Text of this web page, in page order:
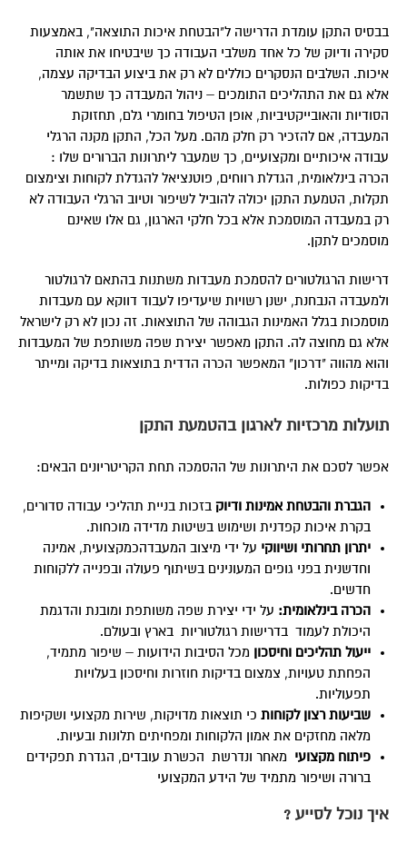
בבסיס התקן עומדת הדרישה ל"הבטחת איכות התוצאה", באמצעות
סקירה ודיוק של כל אחד משלבי העבודה כך שיבטיחו את אותה
איכות. השלבים הנסקרים כוללים לא רק את ביצוע הבדיקה עצמה,
אלא גם את התהליכים התומכים – ניהול המעבדה כך שתשמר
הסודיות והאובייקטיביות, אופן הטיפול בחומרי גלם, תחזוקת
המעבדה, אם להזכיר רק חלק מהם. מעל הכל, התקן מקנה הרגלי
עבודה איכותיים ומקצועיים, כך שמעבר ליתרונות הברורים שלו :
הכרה בינלאומית, הגדלת רווחים, פוטנציאל להגדלת לקוחות וצימצום
תקלות, הטמעת התקן יכולה להוביל לשיפור וטיוב הרגלי העבודה לא
רק במעבדה המוסמכת אלא בכל חלקי הארגון, גם אלו שאינם
מוסמכים לתקן.
דרישות הרגולטורים להסמכת מעבדות משתנות בהתאם לרגולטור
ולמעבדה הנבחנת, ישנן רשויות שיעדיפו לעבוד דווקא עם מעבדות
מוסמכות בגלל האמינות הגבוהה של התוצאות. זה נכון לא רק לישראל
אלא גם מחוצה לה. התקן מאפשר יצירת שפה משותפת של המעבדות
והוא מהווה "דרכון" המאפשר הכרה הדדית בתוצאות בדיקה ומייתר
בדיקות כפולות.
תועלות מרכזיות לארגון בהטמעת התקן
אפשר לסכם את היתרונות של ההסמכה תחת הקריטריונים הבאים:
הגברת והבטחת אמינות ודיוק בזכות בניית תהליכי עבודה סדורים,
בקרת איכות קפדנית ושימוש בשיטות מדידה מוכחות.
יתרון תחרותי ושיווקי על ידי מיצוב המעבדהכמקצועית, אמינה
וחדשנית בפני גופים המעונינים בשיתוף פעולה ובפנייה ללקוחות
חדשים.
הכרה בינלאומית: על ידי יצירת שפה משותפת ומובנת והדגמת
היכולת לעמוד בדרישות רגולטוריות בארץ ובעולם.
ייעול תהליכים וחיסכון מכל הסיבות הידועות – שיפור מתמיד,
הפחתת טעויות, צמצום בדיקות חוזרות וחיסכון בעלויות
תפעוליות.
שביעות רצון לקוחות כי תוצאות מדויקות, שירות מקצועי ושקיפות
מלאה מחזקים את אמון הלקוחות ומפחיתים תלונות ובעיות.
פיתוח מקצועי מאחר ונדרשת הכשרת עובדים, הגדרת תפקידים
ברורה ושיפור מתמיד של הידע המקצועי
איך נוכל לסייע ?